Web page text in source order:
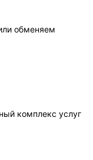
обменяем
комплекс услуг